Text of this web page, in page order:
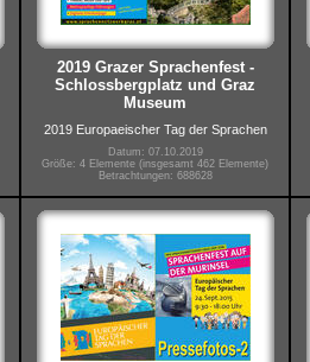
2019 Grazer Sprachenfest -
Schlossbergplatz und Graz
Museum
2019 Europaeischer Tag der Sprachen
Datum: 07.10.2019
Größe: 4 Elemente (insgesamt 462 Elemente)
Betrachtungen: 688628